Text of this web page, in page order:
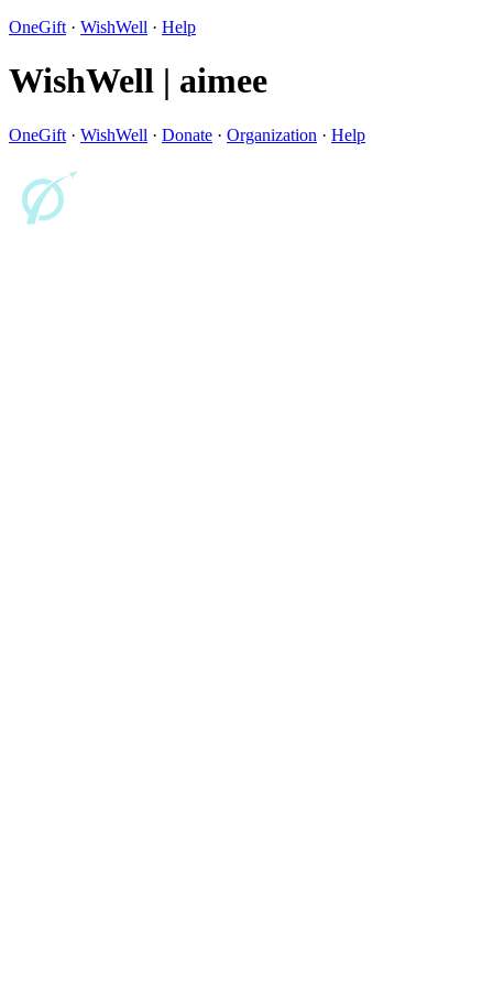
OneGift · WishWell · Help
WishWell | aimee
OneGift · WishWell · Donate · Organization · Help